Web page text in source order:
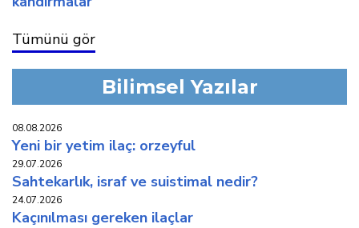
Tümünü gör
Bilimsel Yazılar
08.08.2026
yeni̇ bi̇r yeti̇m i̇laç: orzeyful
29.07.2026
sahtekarlık, i̇sraf ve suistimal nedir?
24.07.2026
kaçinilmasi gereken i̇laçlar